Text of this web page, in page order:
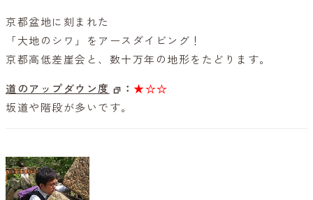
京都盆地に刻まれた
「大地のシワ」をアースダイビング！
京都高低差崖会と、数十万年の地形をたどります。
道のアップダウン度 ： ★☆☆
坂道や階段が多いです。